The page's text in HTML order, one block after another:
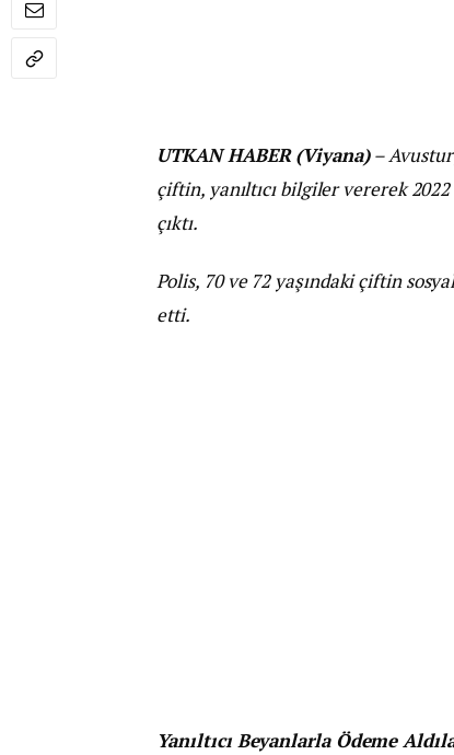
UTKAN HABER (Viyana)–
çiftin, yanıltıcı bilgiler vererek 2022
çıktı.
Polis, 70 ve 72 yaşındaki çiftin
etti.
Yanıltıcı Beyanlarla Ödeme